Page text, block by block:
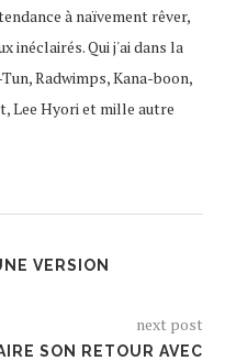
à naïvement rêver,
inéclairés. Qui j'ai dans la
Radwimps, Kana-boon,
Lee Hyori et mille autre
VERSION
next post
SON RETOUR AVEC